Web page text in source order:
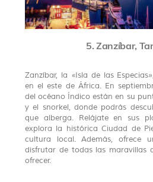
5. Zanzíbar,
Zanzíbar, la «Isla de las
en el este de África. En
del océano Índico están en su
y el snorkel, donde podrás
que alberga. Relájate en sus
explora la histórica Ciudad de
cultura local. Además, ofrece
disfrutar de todas las maravillas
ofrecer.